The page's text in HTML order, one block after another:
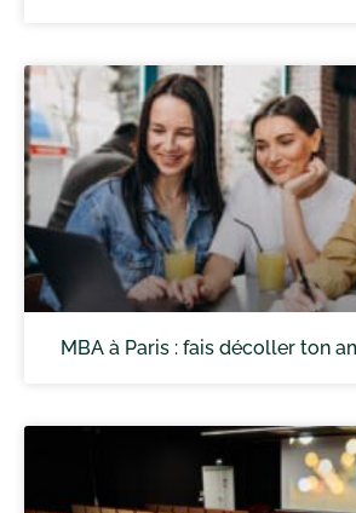
MBA à Paris : fais décoller ton